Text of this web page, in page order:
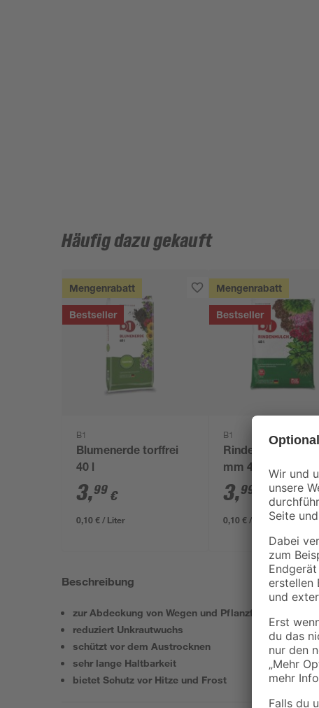
Häufig dazu gekauft
Mengenrabatt
Bestseller
B1
Blumenerde torffrei
40 l
3,99 €
0,10 € / Liter
Mengenrabatt
Bestseller
B1
Rindenmulch 0-40
mm 40 l
3,99
0,10 € / Liter
Beschreibung
zur Abdeckung von Wegen und Pflanzflächen
reduziert Unkrautwuchs
schützt vor dem Austrocknen
sehr lange Haltbarkeit
bietet Schutz vor Hitze und Frost